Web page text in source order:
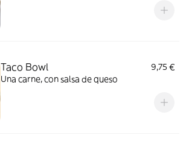
Taco Bowl
9,75 €
Una carne, con salsa de queso